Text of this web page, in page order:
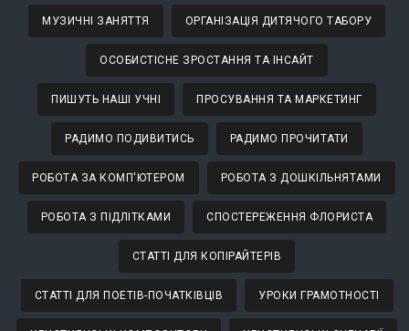
МУЗИЧНІ ЗАНЯТТЯ ОРГАНІЗАЦІЯ ДИТЯЧОГО ТАБОРУ
ОСОБИСТІСНЕ ЗРОСТАННЯ ТА ІНСАЙТ
ПИШУТЬ НАШІ УЧНІ ПРОСУВАННЯ ТА МАРКЕТИНГ
РАДИМО ПОДИВИТИСЬ РАДИМО ПРОЧИТАТИ
РОБОТА ЗА КОМП'ЮТЕРОМ РОБОТА З ДОШКІЛЬНЯТАМИ
РОБОТА З ПІДЛІТКАМИ СПОСТЕРЕЖЕННЯ ФЛОРИСТА
СТАТТІ ДЛЯ КОПІРАЙТЕРІВ
СТАТТІ ДЛЯ ПОЕТІВ-ПОЧАТКІВЦІВ УРОКИ ГРАМОТНОСТІ